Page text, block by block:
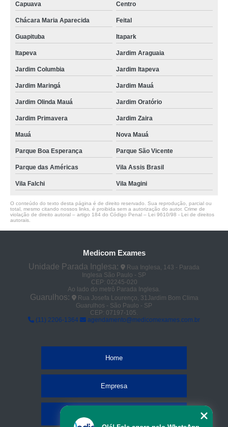
Capuava
Centro
Chácara Maria Aparecida Feital
Guapituba Itapark
Itapeva Jardim Araguaia
Jardim Columbia Jardim Itapeva
Jardim Maringá Jardim Mauá
Jardim Olinda Mauá Jardim Oratório
Jardim Primavera Jardim Zaira
Mauá Nova Mauá
Parque Boa Esperança Parque São Vicente
Parque das Américas Vila Assis Brasil
Vila Falchi Vila Magini
O conteúdo do texto desta página é de direito reservado. Sua reprodução, parcial ou
total, mesmo citando nossos links, é proibida sem a autorização do autor. Crime de
violação de direito autoral – artigo 184 do Código Penal – Lei 9610/98 - Lei de direitos
autorais
Medicom Exames
Unidade Parada Inglesa:
Rua Inglesa, 143 - Parada
Inglesa São Paulo - SP
CEP: 02245-020
Ao lado do metrô Parada Inglesa.
Guarulhos:
Rua Josefa Lourenço, 31Jardim Bom Clima
Guarulhos - São Paulo - SP
CEP: 07197-105.
(11) 2206-1364
agendamento@medicomexames.com.br
Home
Empresa